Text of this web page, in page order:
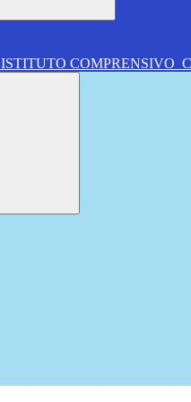
ISTITUTO COMPRENSIVO